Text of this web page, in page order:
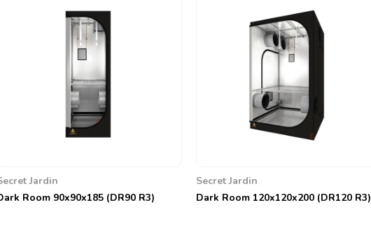
Jardin
Room 90x90x185 (DR90 R3)
Secret Jardin
Dark Room 120x120x200 (DR120 R3)